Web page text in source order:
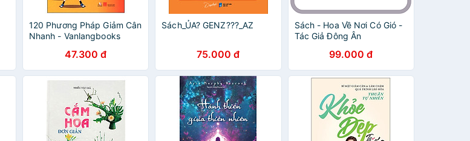
120 Phương Pháp Giảm Cân
Nhanh - Vanlangbooks
47.300 đ
Sách_ỦA? GENZ???_AZ
75.000 đ
Sách - Hoa Về Nơi Có Gió -
Tác Giả Đông Ân
99.000 đ